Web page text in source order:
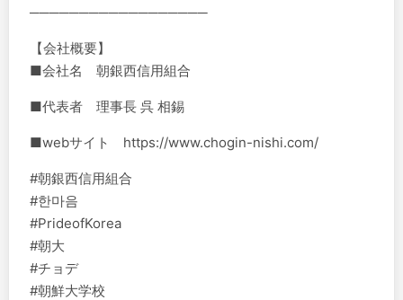
──────────────────
【会社概要】
■会社名 朝銀西信用組合
■代表者 理事長 呉 相錫
■webサイト https://www.chogin-nishi.com/
#朝銀西信用組合
#한마음
#PrideofKorea
#朝大
#チョデ
#朝鮮大学校